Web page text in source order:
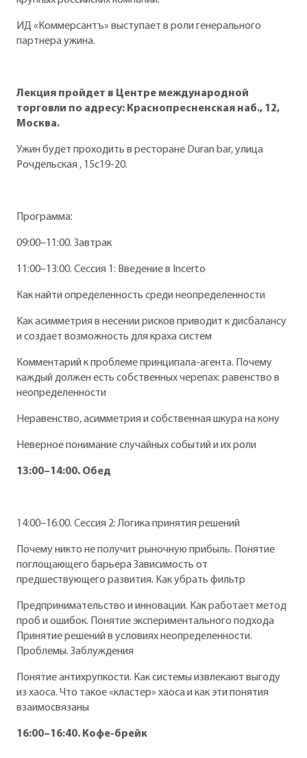
ИД «Коммерсантъ» выступает в роли генерального
партнера ужина.
Лекция пройдет в Центре международной
торговли по адресу: Краснопресненская наб., 12,
Москва.
Ужин будет проходить в ресторане Duran bar, улица
Рочдельская , 15с19-20.
Программа:
09:00–11:00. Завтрак
11:00–13:00. Сессия 1: Введение в Incerto
Как найти определенность среди неопределенности
Как асимметрия в несении рисков приводит к дисбалансу
и создает возможность для краха систем
Комментарий к проблеме принципала-агента. Почему
каждый должен есть собственных черепах: равенство в
неопределенности
Неравенство, асимметрия и собственная шкура на кону
Неверное понимание случайных событий и их роли
13:00–14:00. Обед
14:00–16:00. Сессия 2: Логика принятия решений
Почему никто не получит рыночную прибыль. Понятие
поглощающего барьера Зависимость от
предшествующего развития. Как убрать фильтр
Предпринимательство и инновации. Как работает метод
проб и ошибок. Понятие экспериментального подхода
Принятие решений в условиях неопределенности.
Проблемы. Заблуждения
Понятие антихрупкости. Как системы извлекают выгоду
из хаоса. Что такое «кластер» хаоса и как эти понятия
взаимосвязаны
16:00–16:40. Кофе-брейк